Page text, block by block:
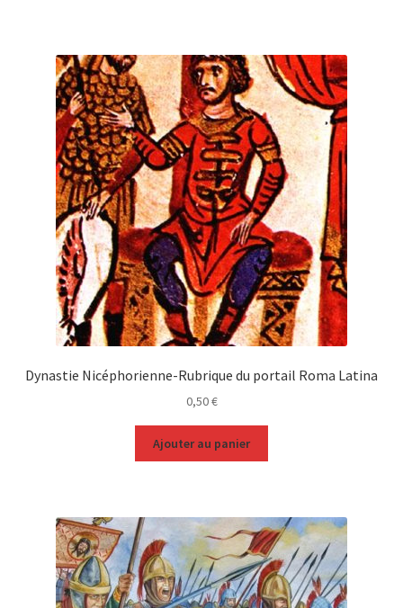
Dynastie Nicéphorienne-Rubrique du portail Roma Latina
0,50€
Ajouter au panier